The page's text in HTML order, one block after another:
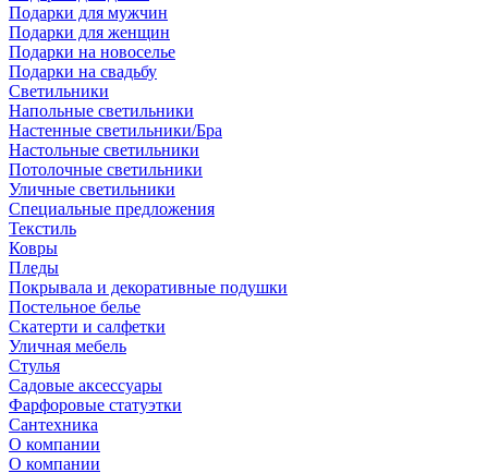
Подарки для мужчин
Подарки для женщин
Подарки на новоселье
Подарки на свадьбу
Светильники
Напольные светильники
Настенные светильники/Бра
Настольные светильники
Потолочные светильники
Уличные светильники
Специальные предложения
Текстиль
Ковры
Пледы
Покрывала и декоративные подушки
Постельное белье
Скатерти и салфетки
Уличная мебель
Стулья
Садовые аксессуары
Фарфоровые статуэтки
Сантехника
О компании
О компании